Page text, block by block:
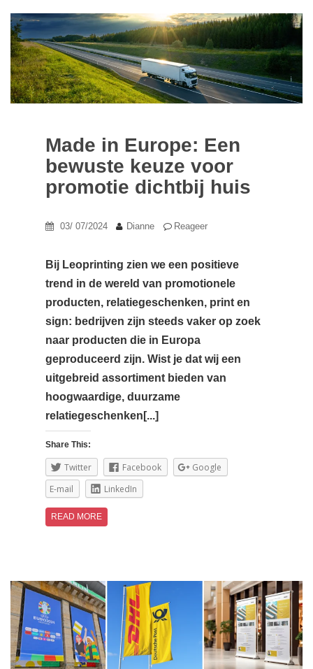
Made in Europe: Een
bewuste keuze voor
promotie dichtbij huis
03/ 07/2024 Dianne Reageer
Bij Leoprinting zien we een positieve
trend in de wereld van promotionele
producten, relatiegeschenken, print en
sign: bedrijven zijn steeds vaker op zoek
naar producten die in Europa
geproduceerd zijn. Wist je dat wij een
uitgebreid assortiment bieden van
hoogwaardige, duurzame
relatiegeschenken[...]
Share This:
Twitter Facebook
Google
E-mail
LinkedIn
READ MORE